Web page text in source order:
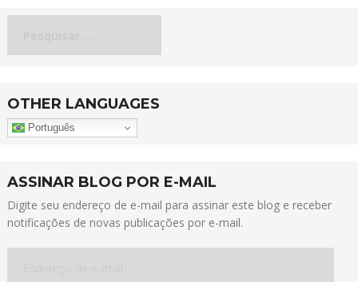
OTHER LANGUAGES
Português
ASSINAR BLOG POR E-MAIL
Digite seu endereço de e-mail para assinar este blog e receber
notificações de novas publicações por e-mail.